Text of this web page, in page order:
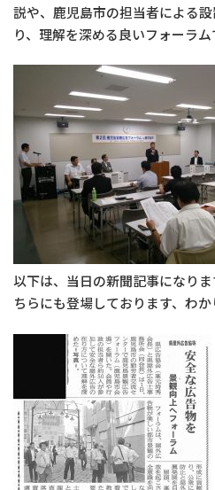
説や、鹿児島市の担当者による
り、理解を深める良いフォーラム
以下は、当日の新聞記事になり
ちらにも登場しております、わか